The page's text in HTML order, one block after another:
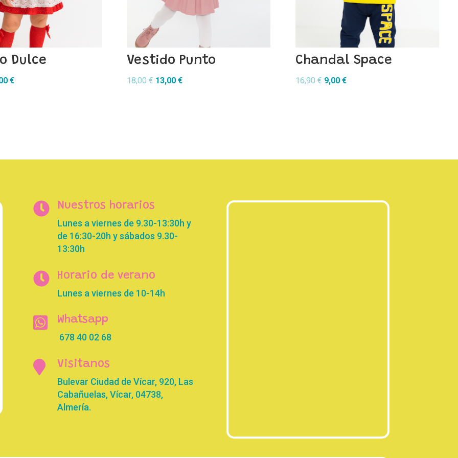
Dulce
€El
Vestido Punto
18,00€ El
13,00€El
Chandal Space
16,90€ El
9,00 €El
 Nuestros horarios
Lunes a viernes de 9.30-13:30h y
de 16:30-20h y sábados 9.30-
13:30h
 Horario de verano
Lunes a viernes de 10-14h
 Whatsapp
678 40 02 68
 Visitanos
Bulevar Ciudad de Vícar, 920, Las
Cabañuelas, Vícar, 04738,
Almería.